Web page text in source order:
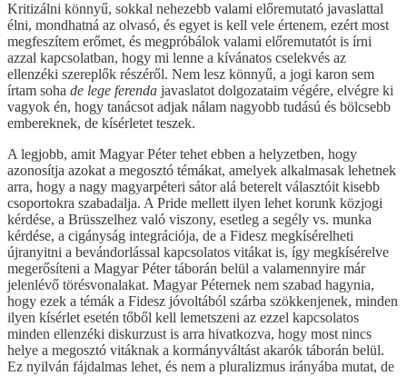
Kritizálni könnyű, sokkal nehezebb valami előremutató javaslattal
élni, mondhatná az olvasó, és egyet is kell vele értenem, ezért most
megfeszítem erőmet, és megpróbálok valami előremutatót is írni
azzal kapcsolatban, hogy mi lenne a kívánatos cselekvés az
ellenzéki szereplők részéről. Nem lesz könnyű, a jogi karon sem
írtam soha de lege ferenda javaslatot dolgozataim végére, elvégre ki
vagyok én, hogy tanácsot adjak nálam nagyobb tudású és bölcsebb
embereknek, de kísérletet teszek.
A legjobb, amit Magyar Péter tehet ebben a helyzetben, hogy
azonosítja azokat a megosztó témákat, amelyek alkalmasak lehetnek
arra, hogy a nagy magyarpéteri sátor alá beterelt választóit kisebb
csoportokra szabadalja. A Pride mellett ilyen lehet korunk közjogi
kérdése, a Brüsszelhez való viszony, esetleg a segély vs. munka
kérdése, a cigányság integrációja, de a Fidesz megkísérelheti
újranyitni a bevándorlással kapcsolatos vitákat is, így megkísérelve
megerősíteni a Magyar Péter táborán belül a valamennyire már
jelenlévő törésvonalakat. Magyar Péternek nem szabad hagynia,
hogy ezek a témák a Fidesz jóvoltából szárba szökkenjenek, minden
ilyen kísérlet esetén tőből kell lemetszeni az ezzel kapcsolatos
minden ellenzéki diskurzust is arra hivatkozva, hogy most nincs
helye a megosztó vitáknak a kormányváltást akarók táborán belül.
Ez nyilván fájdalmas lehet, és nem a pluralizmus irányába mutat, de